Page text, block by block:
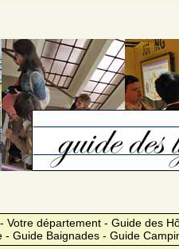
Votre département - Guide des
- Guide Baignades - Guide